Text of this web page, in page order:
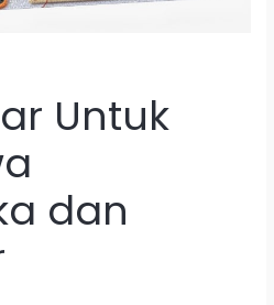
Untuk
dan